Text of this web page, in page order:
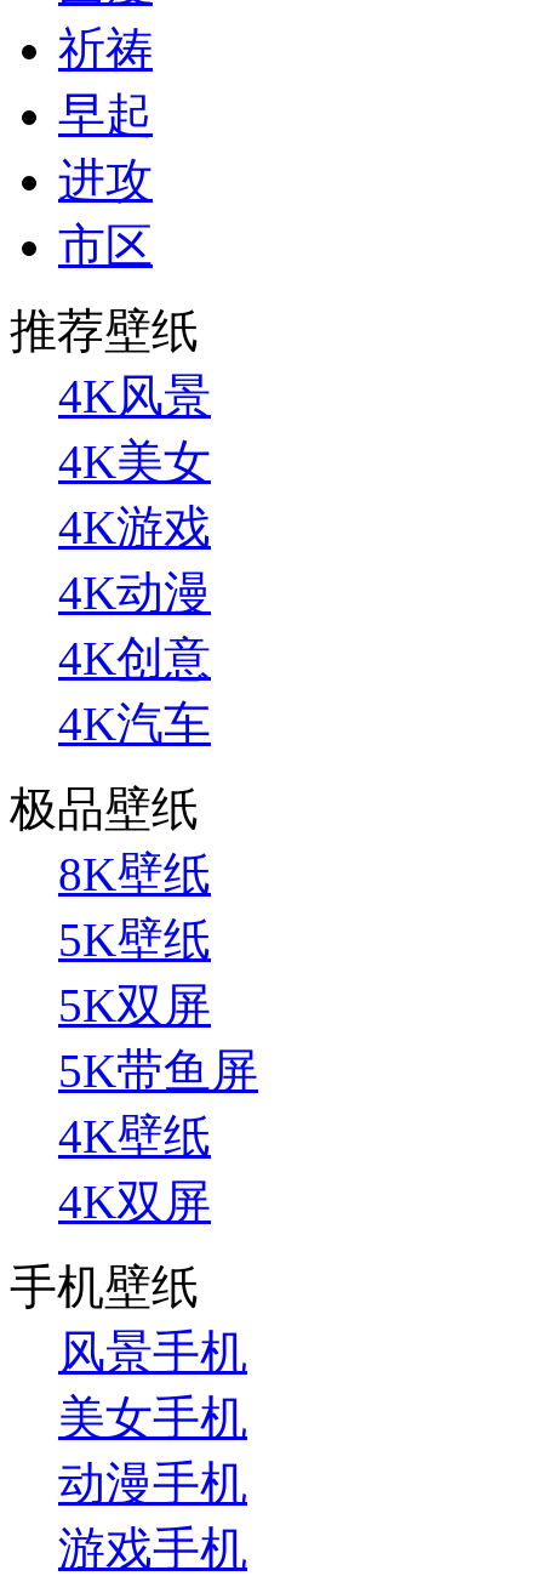
祈祷
早起
进攻
市区
推荐壁纸
4K风景
4K美女
4K游戏
4K动漫
4K创意
4K汽车
极品壁纸
8K壁纸
5K壁纸
5K双屏
5K带鱼屏
4K壁纸
4K双屏
手机壁纸
风景手机
美女手机
动漫手机
游戏手机